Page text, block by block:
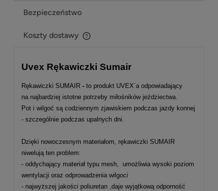
Bezpieczeństwo
Koszty dostawy
Uvex Rękawiczki Sumair
Rękawiczki SUMAIR - to produkt UVEX`a odpowiadający
na najbardziej istotne potrzeby miłośników jeździectwa.
Pot i wilgoć są codziennym zjawiskiem podczas jazdy konnej
- szczególnie podczas upalnych dni.
Dzięki nowoczesnym materiałom, rękawiczki SUMAIR
niwelują ten problem:
- oddychający materiał typu mesh, umożliwia wysoki poziom
wentylacji oraz odprowadzenia wilgoci
- najwyższej jakości poliuretan ,daje wyjątkową odporność